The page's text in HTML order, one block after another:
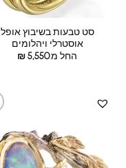
סט טבעות בשיבוץ אופל
אוסטרלי ויהלומים
החל מ:
₪5,550